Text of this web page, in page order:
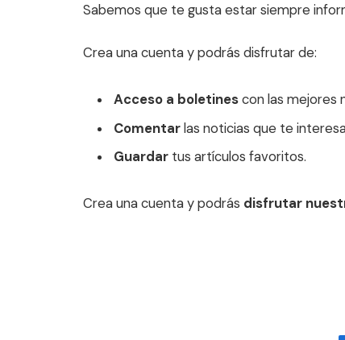
Sabemos que te gusta estar siempre
Crea una cuenta y podrás disfrutar de:
Acceso a boletinescon las mejores
Comentarlas noticias que te
Guardar tus artículos favoritos.
Crea una cuenta y podrás disfrutar